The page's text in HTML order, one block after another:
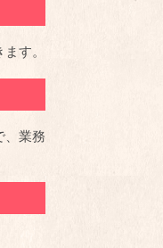
す。
、業務